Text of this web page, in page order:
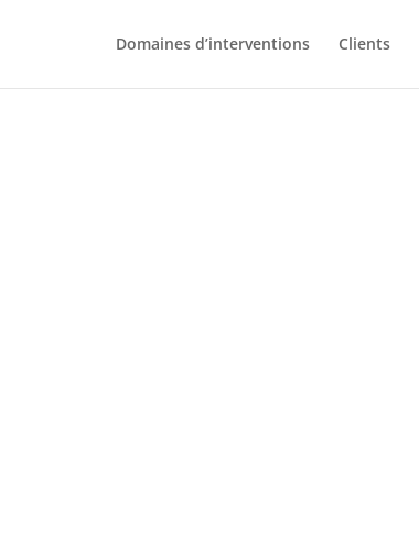
Domaines d’interventions Clients